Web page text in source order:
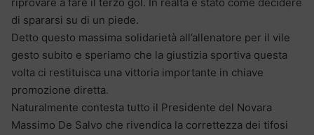
di spararsi su di un piede.
Detto questo massima solidarietà all’allenatore per il vile
gesto subito e speriamo che la giustizia sportiva questa
volta ci restituisca una vittoria importante in chiave
promozione diretta.
Naturalmente contesta tutto il Presidente del Novara
Massimo De Salvo che rivendica la correttezza dei tifosi